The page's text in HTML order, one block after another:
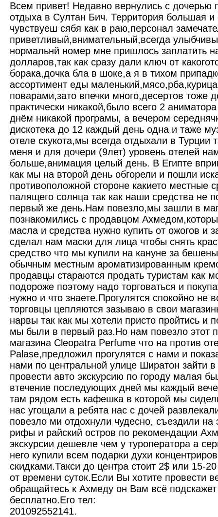
Всем привет! Недавно вернулись с дочерью
отдыха в Султан Бич. Территория большая и
чувствуеш сябя как в раю,персонал
приветливый,внимательный,всегда
нормальнй номер мне пришлось заплатить
долларов,так как сразу дали ключ от
борака,дочка бла в шоке,а я в тихом
ассортимент еды
поварами,зато впечки много,десертов тоже
практически никакой,было всего 2
днём никакой програмы, а вечером
дискотека до 12 каждый день одна и таже
отеле скукота,мы всегда отдыхали в Турции
меня и для дочери (9лет) уровень отелей
больше,анимация целый день. В Египте
как мы на второй день обгорели и пошли
противоположной стороне какието местные
палящего солнца так как наши средства не
первый же день.Нам повезло,мы зашли в
познакомились с продавцом
масла и средства нужно купить от ожогов и
сделал нам маски для лица чтобы снять
средство что мы купили на кануне за
обычным местным ароматизированным
продавцы стараются продать туристам как
подороже поэтому надо торговаться и
нужно и что знаете.Прогулятся спокойно не
торговцы цепляются зазываю в свои
нарвы так как мы хотели присто пройтись и
мы были в первый раз.Но нам повезло этот
магазина Cleopatra Perfume что на против
Palase,предложил прогулятся с нами и
нами по центральной улице Ширатон зайти
провести авто экскурсию по городу малая
втечение последующих дней мы каждый
там рядом есть кафешка в которой мы
нас угощали а ребята нас с дочей
повезло ми отдохнули чудесно, съездили на
рифы и райский остров по рекомендации
экскурсии дешевле чем у туроператора а
него купили всем подарки духи
скидками.Такси до центра стоит 2$ или 15-
от времени суток.Если Вы хотите провести
обращайтесь к Ахмеду он Вам всё
бесплатно.Его тел:
201092552141.